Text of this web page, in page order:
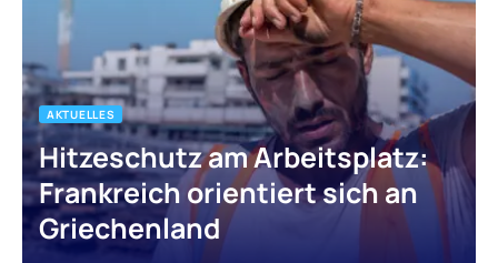
AKTUELLES
Hitzeschutz am Arbeitsplatz:
Frankreich orientiert sich an
Griechenland